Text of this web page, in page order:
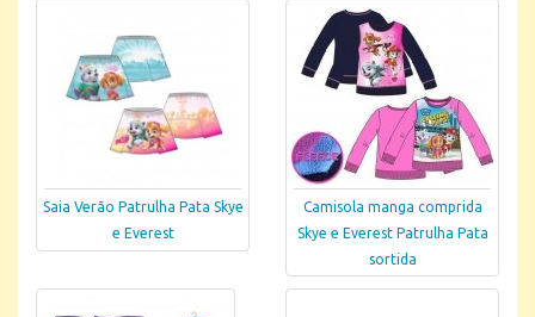
Saia Verão Patrulha Pata Skye
e Everest
Camisola manga comprida
Skye e Everest Patrulha Pata
sortida